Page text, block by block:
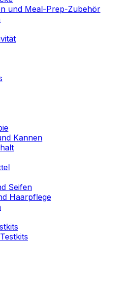
und Meal-Prep-Zubehör
Kannen
Seifen
Haarpflege